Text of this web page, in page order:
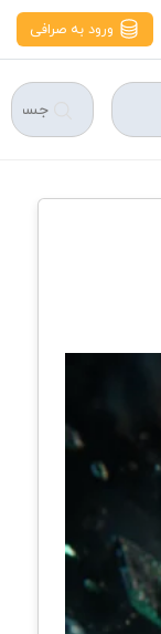
ورود به صرافی